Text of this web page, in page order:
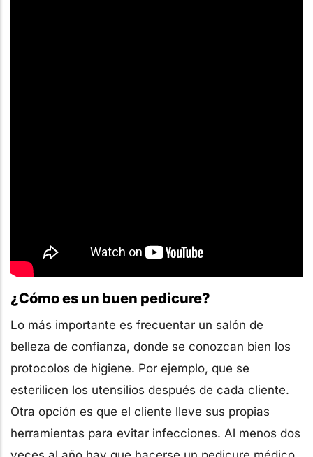
¿Cómo es un buen pedicure?
Lo más importante es frecuentar un salón de
belleza de confianza, donde se conozcan bien los
protocolos de higiene. Por ejemplo, que se
esterilicen los utensilios después de cada cliente.
Otra opción es que el cliente lleve sus propias
herramientas para evitar infecciones. Al menos dos